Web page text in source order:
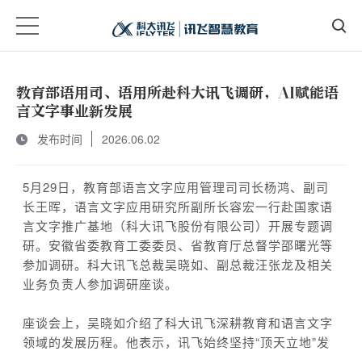
教育部语用司、语用所赴科大讯飞调研，AI赋能语
言文字事业新发展
发布时间 2026.06.02
5月29日，教育部语言文字应用管理司司长杨鸿、副司
长王晖，语言文字应用研究所副所长容宏一行赴国家语
言文字推广基地（科大讯飞股份有限公司）开展专题调
研。安徽省委教育工委委员、省教育厅总督学邵曙光等
参加调研。科大讯飞总裁吴晓如、副总裁汪张龙及相关
业务负责人参加调研座谈。
座谈会上，吴晓如介绍了科大讯飞深耕教育和语言文字
领域的发展历程。他表示，讯飞始终坚持“顶天立地”发